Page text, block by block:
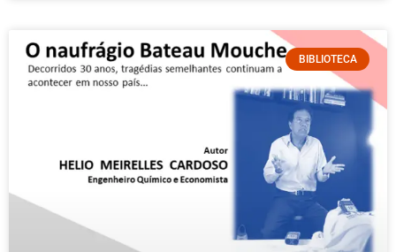
BIBLIOTECA